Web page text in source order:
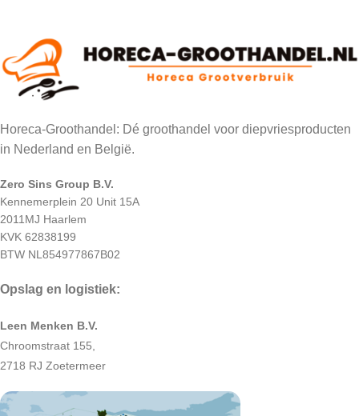
Horeca-Groothandel: Dé groothandel voor diepvriesproducten
in Nederland en België.
Zero Sins Group B.V.
Kennemerplein 20 Unit 15A
2011MJ Haarlem
KVK 62838199
BTW NL854977867B02
Opslag en logistiek:
Leen Menken B.V.
Chroomstraat 155,
2718 RJ Zoetermeer